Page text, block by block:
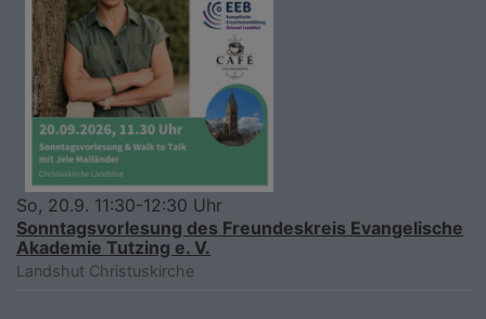
So, 20.9. 11:30-12:30 Uhr
Sonntagsvorlesung des Freundeskreis Evangelische
Akademie Tutzing e. V.
Landshut Christuskirche